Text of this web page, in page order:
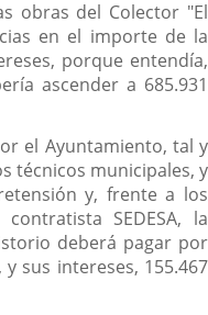
obras del Colector "El
en el importe de la
porque entendía,
ascender a 685.931
el Ayuntamiento, tal y
técnicos municipales, y
y, frente a los
SEDESA, la
deberá pagar por
sus intereses, 155.467